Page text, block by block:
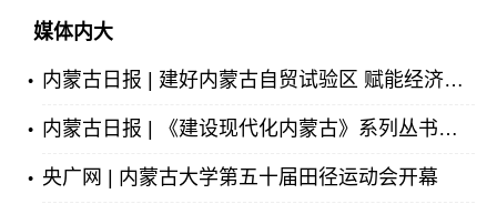
媒体内大
内蒙古日报 | 建好内蒙古自贸试验区 赋能经济高质量发展
内蒙古日报 | 《建设现代化内蒙古》系列丛书出版发行
央广网 | 内蒙古大学第五十届田径运动会开幕